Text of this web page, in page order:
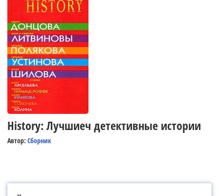
History: Лучшиеч детективные истории
Автор: Сборник